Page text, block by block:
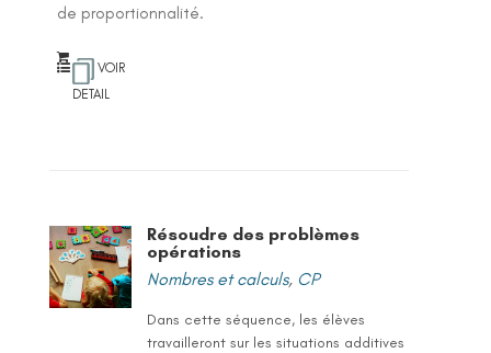
de proportionnalité.
VOIR
DETAIL
Résoudre des problèmes
opérations
Nombres et calculs, CP
Dans cette séquence, les élèves
travailleront sur les situations additives